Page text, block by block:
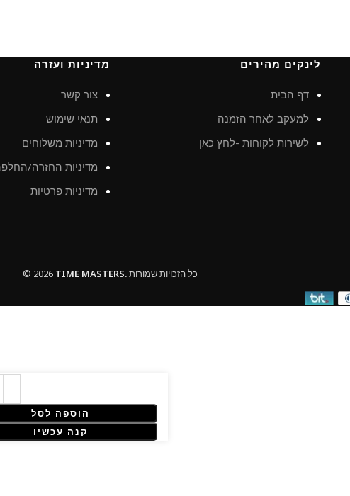
לינקים מהירים
דף הבית
למעקב לאחר הזמנה
לשירות לקוחות -לחץ כאן
מדיניות ועזרה
צור קשר
תנאי שימוש
מדיניות משלוחים
מדיניות החזרה/
מדיניות פרטיות
© 2026 TIME MASTERS.כל הזכויות שמורות
הוספה לסל
קנה עכשיו